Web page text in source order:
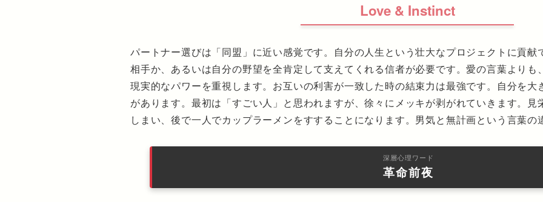
Love & Instinct
パートナー選びは「同盟」に近い感覚です。自分の人生という壮大なプロジェクトに貢
相手か、あるいは自分の野望を全肯定して支えてくれる信者が必要です。愛の言葉より
現実的なパワーを重視します。お互いの利害が一致した時の結束力は最強です。自分を
があります。最初は「すごい人」と思われますが、徐々にメッキが剥がれていきます。
しまい、後で一人でカップラーメンをすすることになります。男気と無計画という言葉の
深層心理ワード
革命前夜